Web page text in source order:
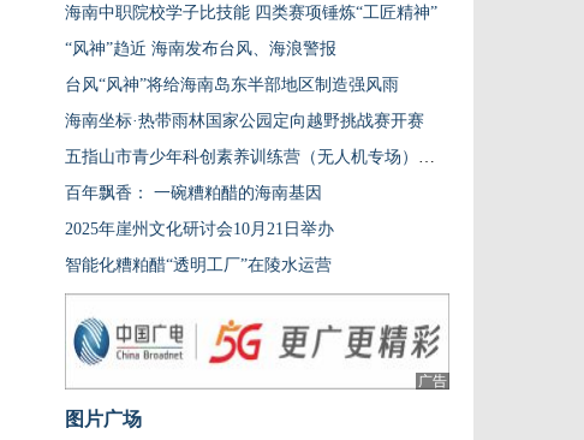
海南中职院校学子比技能 四类赛项锤炼“工匠精神”
“风神”趋近 海南发布台风、海浪警报
台风“风神”将给海南岛东半部地区制造强风雨
海南坐标·热带雨林国家公园定向越野挑战赛开赛
五指山市青少年科创素养训练营（无人机专场）落幕
百年飘香： 一碗糟粕醋的海南基因
2025年崖州文化研讨会10月21日举办
智能化糟粕醋“透明工厂”在陵水运营
广告
图片广场